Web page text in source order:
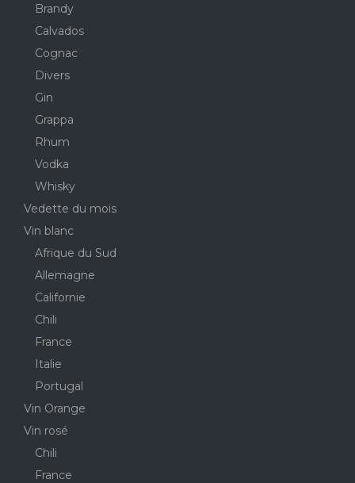
Brandy
Calvados
Cognac
Divers
Gin
Grappa
Rhum
Vodka
Whisky
Vedette du mois
Vin blanc
Afrique du Sud
Allemagne
Californie
Chili
France
Italie
Portugal
Vin Orange
Vin rosé
Chili
France